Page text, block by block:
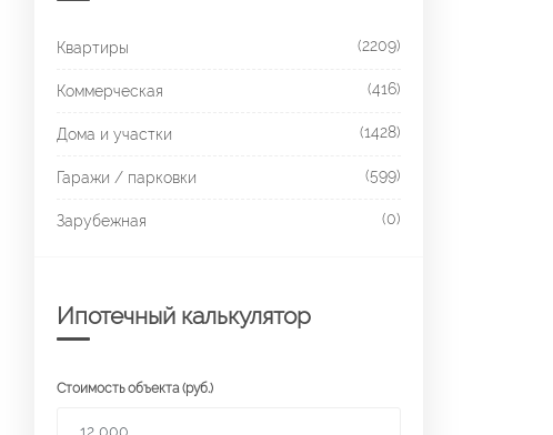
Квартиры (2209)
Коммерческая (416)
Дома и участки (1428)
Гаражи / парковки (599)
Зарубежная (0)
Ипотечный калькулятор
Стоимость объекта (руб.)